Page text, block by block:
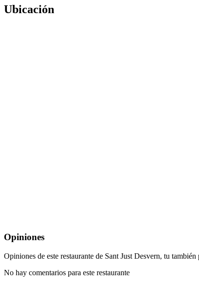
Ubicación
Opiniones
Opiniones de este restaurante de Sant Just Desvern, tu
No hay comentarios para este restaurante